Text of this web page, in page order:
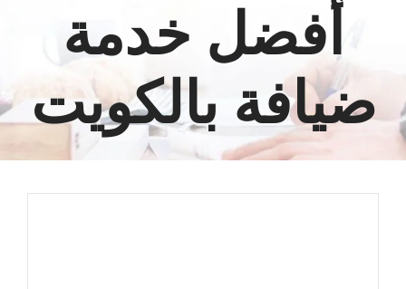
أفضل خدمة
ضيافة بالكويت